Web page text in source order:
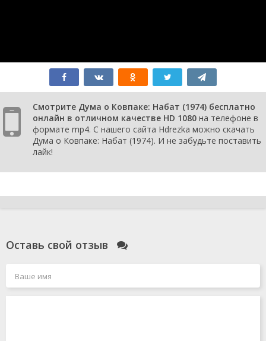
Смотрите Дума о Ковпаке: Набат (1974) бесплатно
онлайн в отличном качестве HD 1080 на телефоне в
формате mp4. С нашего сайта Hdrezka можно скачать
Дума о Ковпаке: Набат (1974). И не забудьте поставить
лайк!
Оставь свой отзыв